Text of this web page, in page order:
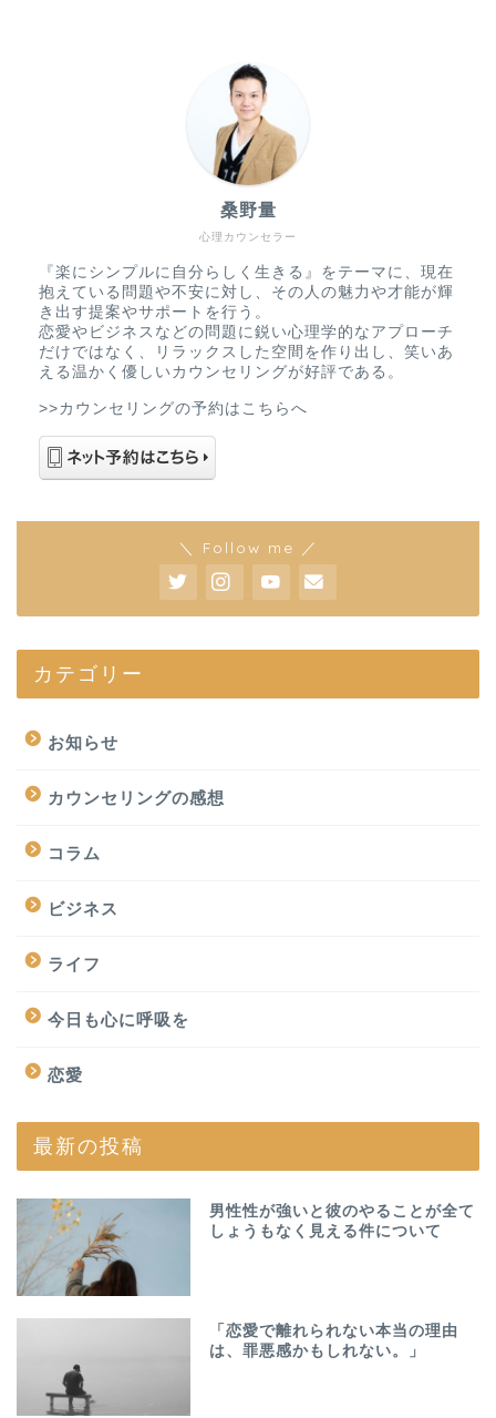
心理カウンセラー
桑野量
『楽にシンプルに自分らしく生きる』をテーマに、現在
抱えている問題や不安に対し、その人の魅力や才能が輝
き出す提案やサポートを行う。
恋愛やビジネスなどの問題に鋭い心理学的なアプローチ
だけではなく、リラックスした空間を作り出し、笑いあ
える温かく優しいカウンセリングが好評である。
>>カウンセリングの予約はこちらへ
＼ Follow me ／
カテゴリー
お知らせ
カウンセリングの感想
コラム
ビジネス
ライフ
今日も心に呼吸を
恋愛
最新の投稿
男性性が強いと彼のやることが全て
しょうもなく見える件について
「恋愛で離れられない本当の理由
は、罪悪感かもしれない。」